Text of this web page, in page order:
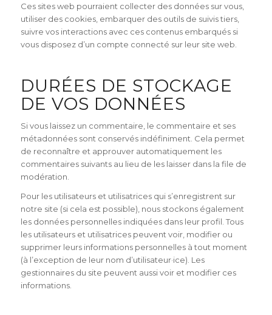
Ces sites web pourraient collecter des données sur vous,
utiliser des cookies, embarquer des outils de suivis tiers,
suivre vos interactions avec ces contenus embarqués si
vous disposez d’un compte connecté sur leur site web.
DURÉES DE STOCKAGE
DE VOS DONNÉES
Si vous laissez un commentaire, le commentaire et ses
métadonnées sont conservés indéfiniment. Cela permet
de reconnaître et approuver automatiquement les
commentaires suivants au lieu de les laisser dans la file de
modération.
Pour les utilisateurs et utilisatrices qui s’enregistrent sur
notre site (si cela est possible), nous stockons également
les données personnelles indiquées dans leur profil. Tous
les utilisateurs et utilisatrices peuvent voir, modifier ou
supprimer leurs informations personnelles à tout moment
(à l’exception de leur nom d’utilisateur·ice). Les
gestionnaires du site peuvent aussi voir et modifier ces
informations.